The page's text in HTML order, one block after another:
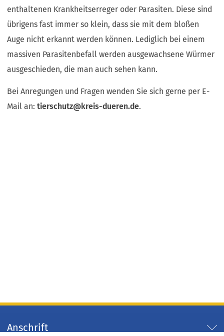
enthaltenen Krankheitserreger oder Parasiten. Diese sind
übrigens fast immer so klein, dass sie mit dem bloßen
Auge nicht erkannt werden können. Lediglich bei einem
massiven Parasitenbefall werden ausgewachsene Würmer
ausgeschieden, die man auch sehen kann.
Bei Anregungen und Fragen wenden Sie sich gerne per E-
Mail an:tierschutz kreis-dueren de.
Anschrift